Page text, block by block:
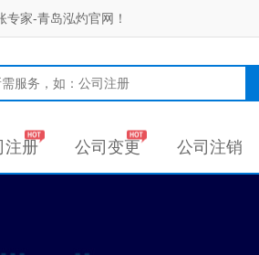
家-青岛泓灼官网！
注册 公司变更 公司注销